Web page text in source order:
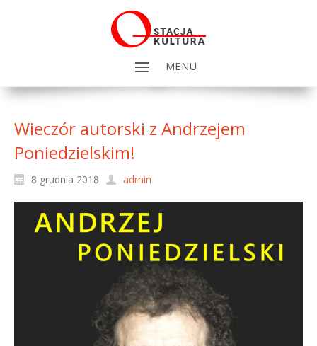
MENU
Wieczór autorski z Andrzejem
Poniedzielskim!
8 grudnia 2018 admin